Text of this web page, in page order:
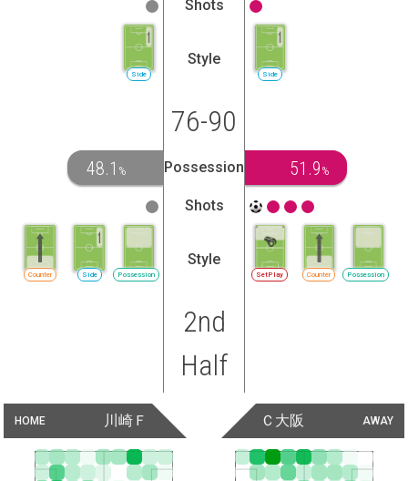
Shots
Side
Style
Side
76-90
48.1 % Possession 51.9 %
Shots
Possession
Side
Counter
Style
SetPlay Counter Possession
2nd
Half
HOME 川崎Ｆ AWAY
Ｃ大阪